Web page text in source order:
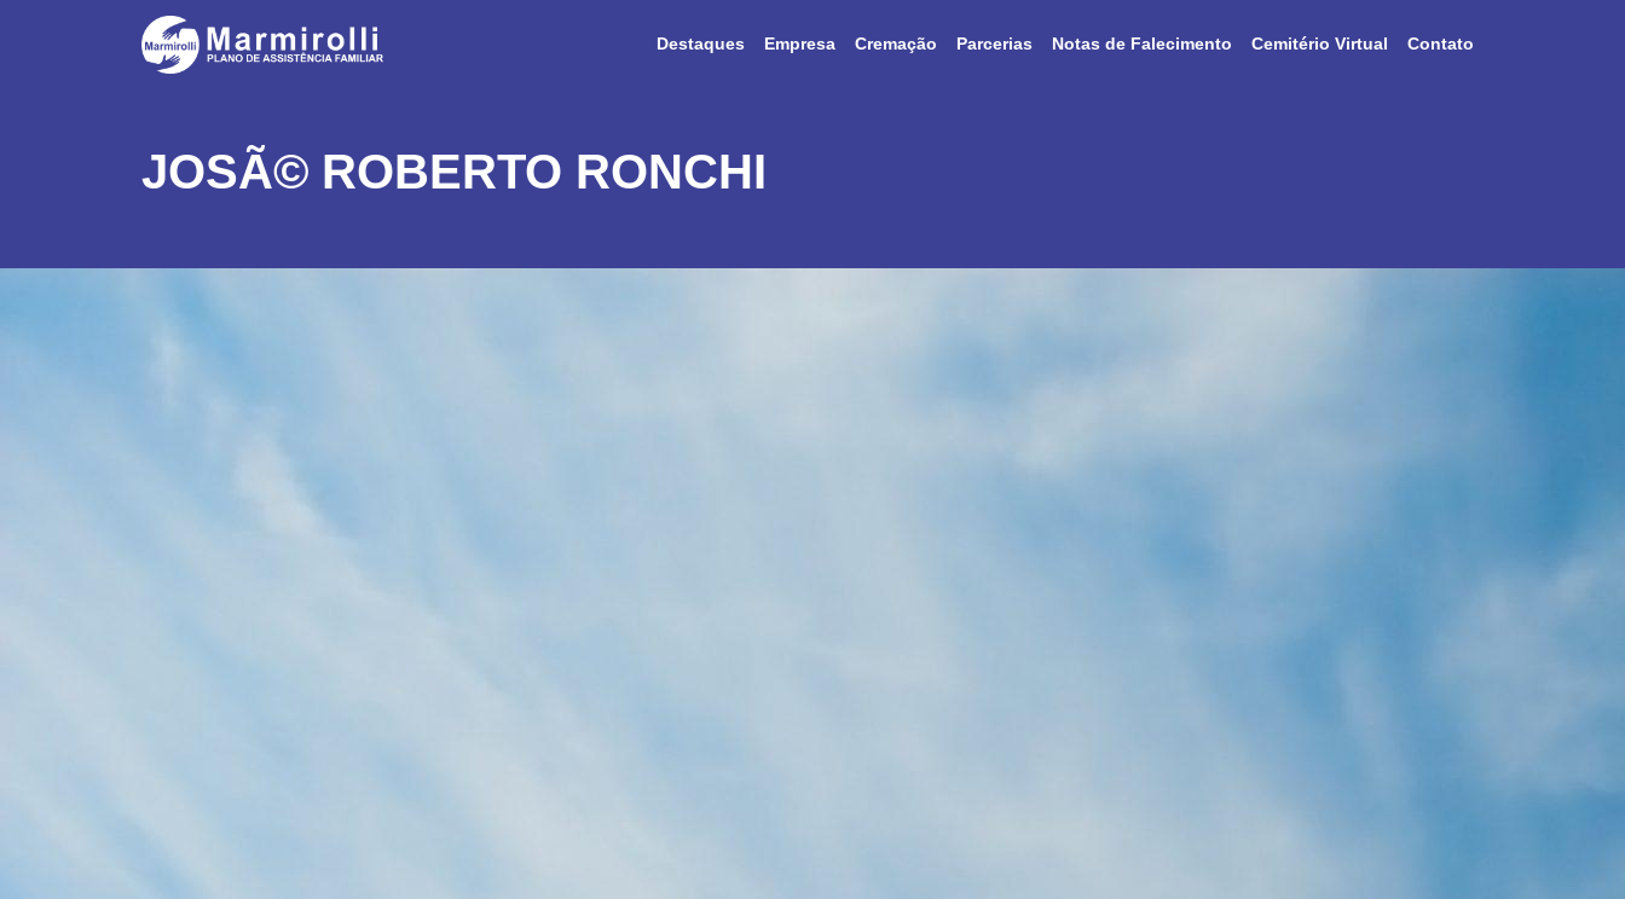
Destaques Empresa Cremação Parcerias Notas de Falecimento Cemitério Virtual Contato
JOSÃ© ROBERTO RONCHI